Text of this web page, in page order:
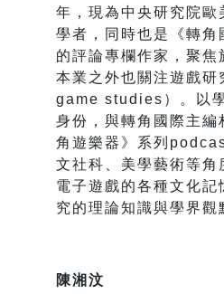
年，現為中央研究院歐
學者，同時也是《轉角
的評論專欄作家，聚焦
本業之外也關注遊戲
game studies）。以
身份，與轉角國際主編
角遊樂器》系列
文社科、美學藝術等角
電子遊戲的各種文化記
究的理論知識與學界觀
陳湘汶